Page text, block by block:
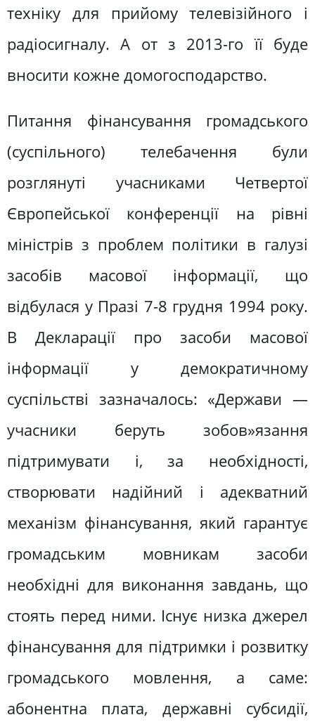
техніку для прийому телевізійного і
радіосигналу. А от з 2013-го її буде
вносити кожне домогосподарство.
Питання фінансування громадського
(суспільного) телебачення були
розглянуті учасниками Четвертої
Європейської конференції на рівні
міністрів з проблем політики в галузі
засобів масової інформації, що
відбулася у Празі 7-8 грудня 1994 року.
В Декларації про засоби масової
інформації у демократичному
суспільстві зазначалось: «Держави —
учасники беруть зобов»язання
підтримувати і, за необхідності,
створювати надійний і адекватний
механізм фінансування, який гарантує
громадським мовникам засоби
необхідні для виконання завдань, що
стоять перед ними. Існує низка джерел
фінансування для підтримки і розвитку
громадського мовлення, а саме:
абонентна плата, державні субсидії,